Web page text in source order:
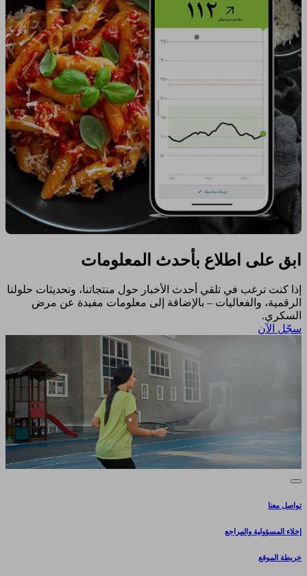
ابق على اطلاع بأحدث المعلومات
إذا كنت ترغب في تلقي أحدث الأخبار حول منتجاتنا، وتحديثات حلولنا
الرقمية، والفعاليات – بالإضافة إلى معلومات مفيدة عن مرض
السكري.​
سجّل الآن​
تواصل معنا
إخلاء المسؤولية والمراجع
خريطة الموقع